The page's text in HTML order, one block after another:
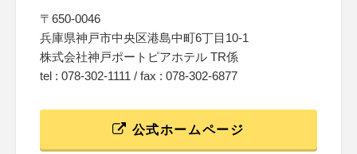
〒650-0046
兵庫県神戸市中央区港島中町6丁目10-1
株式会社神戸ポートピアホテル TR係
tel : 078-302-1111 / fax : 078-302-6877
公式ホームページ